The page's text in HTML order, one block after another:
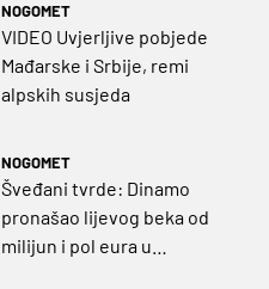
NOGOMET
VIDEO Uvjerljive pobjede
Mađarske i Srbije, remi
alpskih susjeda
NOGOMET
Šveđani tvrde: Dinamo
pronašao lijevog beka od
milijun i pol eura u